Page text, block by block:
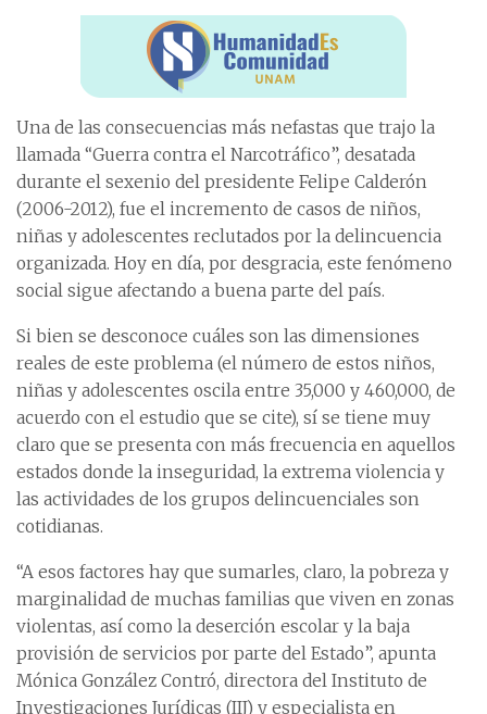
Una de las consecuencias más nefastas que trajo la
llamada “Guerra contra el Narcotráfico”, desatada
durante el sexenio del presidente Felipe Calderón
(2006-2012), fue el incremento de casos de niños,
niñas y adolescentes reclutados por la delincuencia
organizada. Hoy en día, por desgracia, este fenómeno
social sigue afectando a buena parte del país.
Si bien se desconoce cuáles son las dimensiones
reales de este problema (el número de estos niños,
niñas y adolescentes oscila entre 35,000 y 460,000, de
acuerdo con el estudio que se cite), sí se tiene muy
claro que se presenta con más frecuencia en aquellos
estados donde la inseguridad, la extrema violencia y
las actividades de los grupos delincuenciales son
cotidianas.
“A esos factores hay que sumarles, claro, la pobreza y
marginalidad de muchas familias que viven en zonas
violentas, así como la deserción escolar y la baja
provisión de servicios por parte del Estado”, apunta
Mónica González Contró, directora del Instituto de
Investigaciones Jurídicas (IIJ) y especialista en